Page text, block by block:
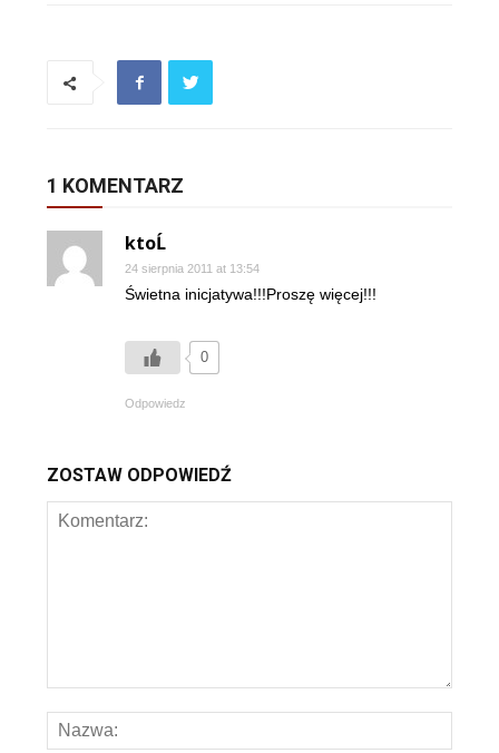
1 KOMENTARZ
ktoĹ
24 sierpnia 2011 at 13:54
Świetna inicjatywa!!!Proszę więcej!!!
0
Odpowiedz
ZOSTAW ODPOWIEDŹ